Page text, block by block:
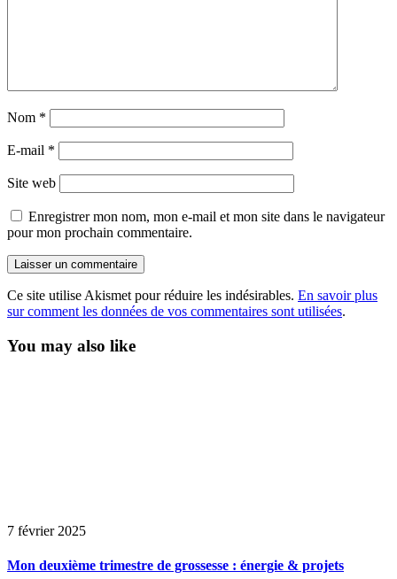
Nom *
E-mail *
Site web
Enregistrer mon nom, mon e-mail et mon site dans le navigateur
pour mon prochain commentaire.
Ce site utilise Akismet pour réduire les indésirables. En savoir plus
sur comment les données de vos commentaires sont utilisées.
You may also like
7 février 2025
Mon deuxième trimestre de grossesse : énergie & projets